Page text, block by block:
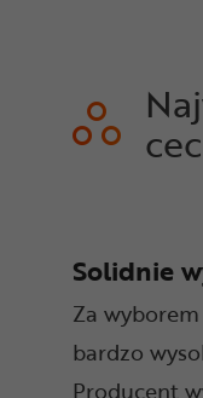
Solidnie
Za
bardzo
Producent